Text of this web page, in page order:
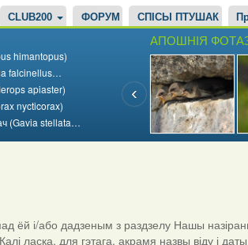
CLUB200 ФОРУМ СПІСЫ ПТУШАК
himantopus)
falcinellus…
apiaster)
nycticorax)
(Gavia stellata…
АПОШНІЯ
і/або дадзеным з раздзелу Нашы
ласка, для гэтага, акрамя назвы віду і